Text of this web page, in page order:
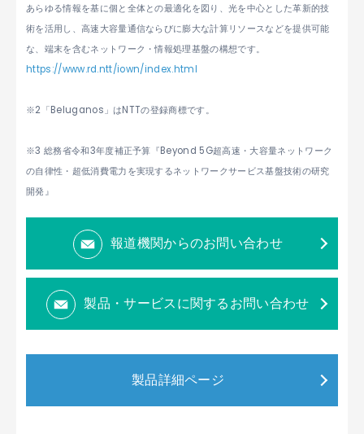
あらゆる情報を基に個と全体との最適化を図り、光を中心とした革新的技
術を活用し、高速大容量通信ならびに膨大な計算リソースなどを提供可能
な、端末を含むネットワーク・情報処理基盤の構想です。
https://www.rd.ntt/iown/index.html
※2「Beluganos」はNTTの登録商標です。
※3 総務省令和3年度補正予算『Beyond 5G超高速・大容量ネットワーク
の自律性・超低消費電力を実現するネットワークサービス基盤技術の研究
開発』
報道機関からのお問い合わせ
製品・サービスに関するお問い合わせ
製品詳細ページ